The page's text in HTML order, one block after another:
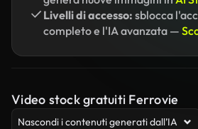
Livelli di accesso: sblocca
completo e l'IA avanzata —
Video stock gratuiti Ferrovie
Nascondi i contenuti generati dall’IA